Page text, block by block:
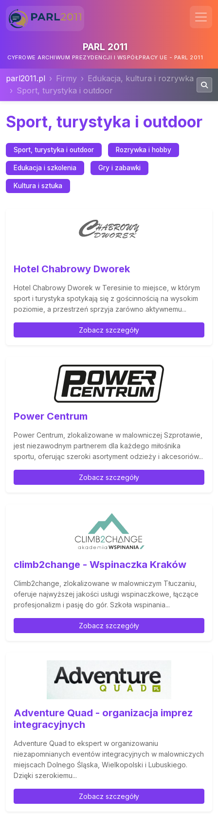
PARL 2011
CYFROWE ARCHIWUM PREZYDENCJI I WSPÓŁPRACY UE - PARL 2011
parl2011.pl Firmy
Edukacja, kultura i rozrywka
Sport, turystyka i outdoor
Sport, turystyka i outdoor
Sport, turystyka i outdoor Rozrywka i hobby
Edukacja i szkolenia Gry i zabawki
Kultura i sztuka
Hotel Chabrowy Dworek
Hotel Chabrowy Dworek w Teresinie to miejsce, w którym
sport i turystyka spotykają się z gościnnością na wysokim
poziomie, a przestrzeń sprzyja zarówno aktywnemu...
Zobacz szczegóły
Power Centrum
Power Centrum, zlokalizowane w malowniczej Szprotawie,
jest niezawodnym partnerem dla każdego miłośnika
sportu, oferując szeroki asortyment odzieży i akcesoriów...
Zobacz szczegóły
climb2change - Wspinaczka Kraków
Climb2change, zlokalizowane w malowniczym Tłuczaniu,
oferuje najwyższej jakości usługi wspinaczkowe, łączące
profesjonalizm i pasję do gór. Szkoła wspinania...
Zobacz szczegóły
Adventure Quad - organizacja imprez
integracyjnych
Adventure Quad to ekspert w organizowaniu
niezapomnianych eventów integracyjnych w malowniczych
miejscach Dolnego Śląska, Wielkopolski i Lubuskiego.
Dzięki szerokiemu...
Zobacz szczegóły